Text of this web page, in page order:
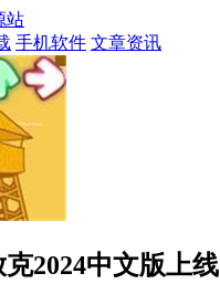
手机软件 文章资讯
2024中文版上线